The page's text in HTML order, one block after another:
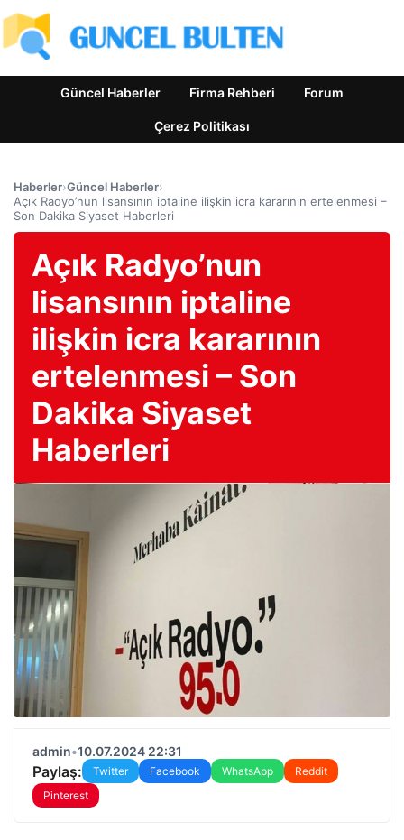
Güncel Haberler Firma Rehberi Forum
Çerez Politikası
Haberler›Güncel Haberler›
Açık Radyo’nun lisansının iptaline ilişkin icra kararının ertelenmesi –
Son Dakika Siyaset Haberleri
Açık Radyo’nun
lisansının iptaline
ilişkin icra kararının
ertelenmesi – Son
Dakika Siyaset
Haberleri
admin•10.07.2024 22:31
Paylaş: Twitter Facebook WhatsApp
Reddit
Pinterest